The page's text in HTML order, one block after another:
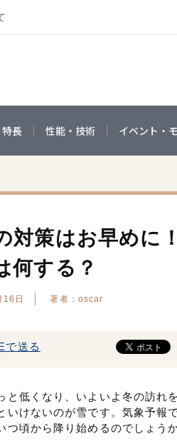
特長 性能・技術 イベント・
対策はお早めに
何する？
日 著者：oscar
と低くなり、いよいよ冬の訪れ
いけないのが雪です。気象予報
つ頃から降り始めるのでしょうか